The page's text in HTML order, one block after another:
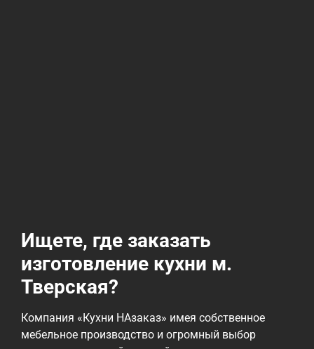
Ищете, где заказать
изготовление кухни м.
Тверская?
Компания «Кухни НАзаказ» имея собственное
мебельное производство и огромный выбор